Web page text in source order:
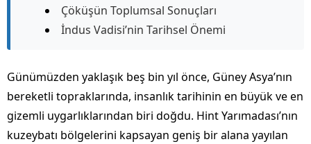
Çöküşün Toplumsal Sonuçları
İndus Vadisi’nin Tarihsel Önemi
Günümüzden yaklaşık beş bin yıl önce, Güney Asya’nın
bereketli topraklarında, insanlık tarihinin en büyük ve en
gizemli uygarlıklarından biri doğdu. Hint Yarımadası’nın
kuzeybatı bölgelerini kapsayan geniş bir alana yayılan